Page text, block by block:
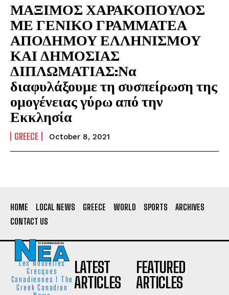
ΜΑΞΙΜΟΣ ΧΑΡΑΚΟΠΟΥΛΟΣ
ΜΕ ΓΕΝΙΚΟ ΓΡΑΜΜΑΤΕΑ
ΑΠΟΔΗΜΟΥ ΕΛΛΗΝΙΣΜΟΥ
ΚΑΙ ΔΗΜΟΣΙΑΣ
ΔΙΠΛΩΜΑΤΙΑΣ:Να
διαφυλάξουμε τη συσπείρωση της
ομογένειας γύρω από την
Εκκλησία
GREECE October 8, 2021
HOME LOCAL NEWS GREECE WORLD SPORTS
ARCHIVES
CONTACT US
Les Nouvelles
Grecques
Canadiennes I The
Greek Canadian
LATEST
ARTICLES
FEATURED
ARTICLES